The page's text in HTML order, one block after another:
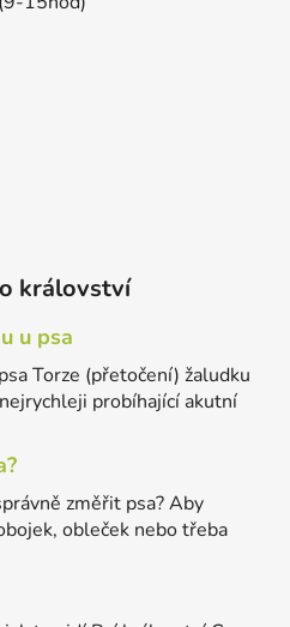
království
u psa
Torze (přetočení) žaludku
probíhající akutní
změřit psa? Aby
obleček nebo třeba